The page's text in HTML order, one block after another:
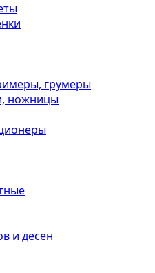
грумеры
ножницы
и десен